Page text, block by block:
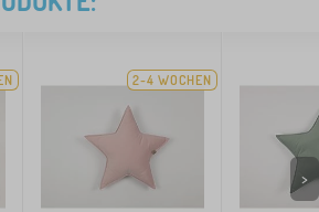
2-4 WOCHEN
>